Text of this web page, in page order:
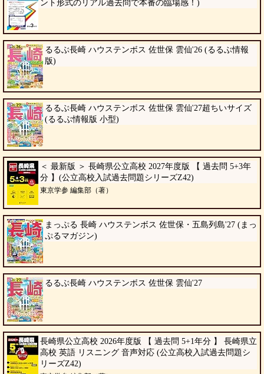
ント形式のリアル過去問で本番の臨場感！)
るるぶ長崎 ハウステンボス 佐世保 雲仙'26 (るるぶ情報
版)
るるぶ長崎 ハウステンボス 佐世保 雲仙'27超ちいサイズ
(るるぶ情報版 小型)
＜ 最新版 ＞ 長崎県公立高校 2027年度版 【 過去問 5+3年
分 】(公立高校入試過去問題シリーズZ42)
東京学参 編集部（著）
まっぷる 長崎 ハウステンボス 佐世保・五島列島'27 (まっ
ぷるマガジン)
るるぶ長崎 ハウステンボス 佐世保 雲仙'27
長崎県公立高校 2026年度版 【 過去問 5+1年分 】 長崎県立
高校 英語 リスニング 音声対応 (公立高校入試過去問題シ
リーズZ42)